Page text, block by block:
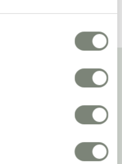
én expert op het gebied
voor onze klanten te
En dat doen we niet alleen